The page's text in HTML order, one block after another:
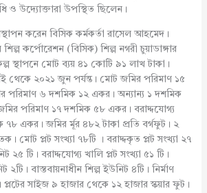
ও উদ্যোক্তারা উপস্থিত ছিলেন।
করেন বিসিক কর্মকর্তা রাসেল আহমেদ।
কর্পোরেশন (বিসিক) শিল্প নগরী চুয়াডাঙ্গার
স্থাপনে মোট ব্যয় ৪১ কোটি ৯১ লাখ টাকা।
থেকে ২০২১ জুন পর্যন্ত। মোট জমির পরিমাণ ১৫
পরিমাণ ৬ দশমিক ১২ একর। অন্যান্য ১ দশমিক
পরিমাণ ১৭ দশমিক ৫৮ একর। বরাদ্দযোগ্য
৭৮ একর। জমির র্মূর ৪৮২ টাকা প্রতি বর্গফুট। ২
মোট প্লট সংখ্যা ৭৮টি । বরাদ্দকৃত প্লট সংখ্যা ২৭
২৫ টি। বরাদ্দযোগ্য খালি প্লট সংখ্যা ৫১ টি।
বাস্তবায়নাধীন শিল্প ইউনিট ৪টি। নির্মাণ
সাইজ ৯ হাজার থেকে ১২ হাজার স্কয়ার ফুট।